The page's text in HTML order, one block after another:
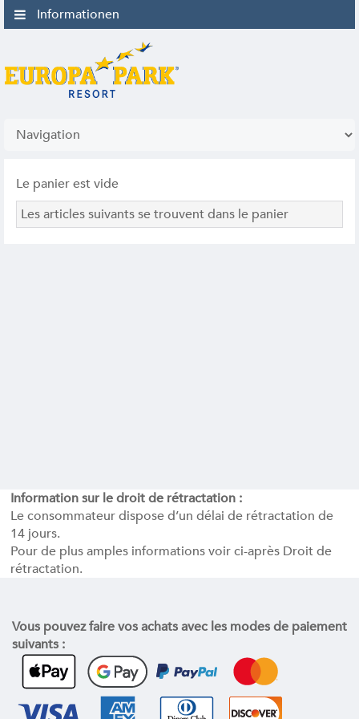
Informationen
Le panier est vide
Les articles suivants se trouvent dans le panier
Information sur le droit de rétractation :
Le consommateur dispose d’un délai de rétractation de
14 jours.
Pour de plus amples informations voir ci-après Droit de
rétractation.
Vous pouvez faire vos achats avec les modes de paiement
suivants :